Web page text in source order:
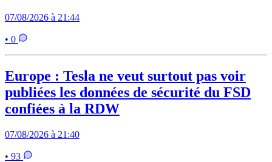
07/08/2026 à 21:44
• 0
Europe : Tesla ne veut surtout pas voir
publiées les données de sécurité du FSD
confiées à la RDW
07/08/2026 à 21:40
• 93